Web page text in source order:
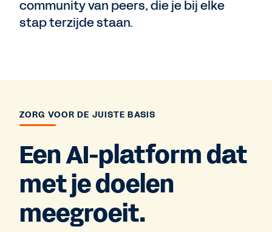
community van peers, die je bij elke
stap terzijde staan.
ZORG VOOR DE JUISTE BASIS
Een AI-platform dat
met je doelen
meegroeit.